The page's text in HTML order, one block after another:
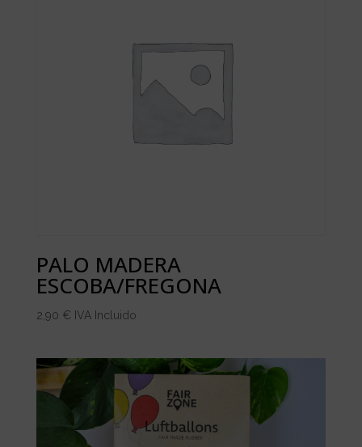
PALO MADERA
ESCOBA/FREGONA
2,90 € IVA Incluido